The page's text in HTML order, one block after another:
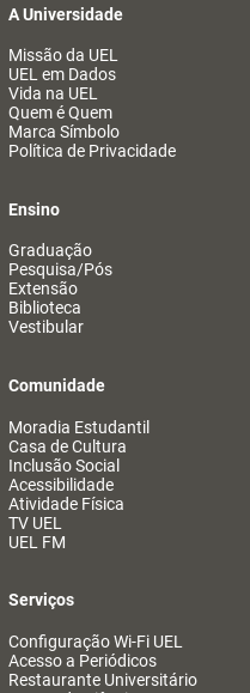
A Universidade
Missão da UEL
UEL em Dados
Vida na UEL
Quem é Quem
Marca Símbolo
Política de Privacidade
Ensino
Graduação
Pesquisa/Pós
Extensão
Biblioteca
Vestibular
Comunidade
Moradia Estudantil
Casa de Cultura
Inclusão Social
Acessibilidade
Atividade Física
TV UEL
UEL FM
Serviços
Configuração Wi-Fi UEL
Acesso a Periódicos
Restaurante Universitário